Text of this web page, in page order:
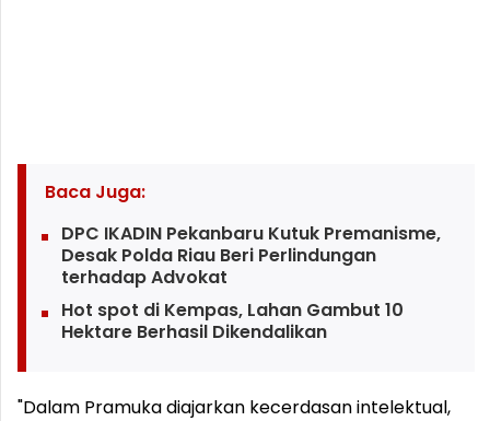
Baca Juga:
DPC IKADIN Pekanbaru Kutuk Premanisme,
Desak Polda Riau Beri Perlindungan
terhadap Advokat
Hot spot di Kempas, Lahan Gambut 10
Hektare Berhasil Dikendalikan
"Dalam Pramuka diajarkan kecerdasan intelektual,